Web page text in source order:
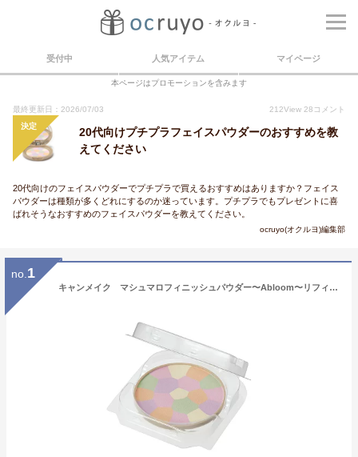
受付中 人気アイテム マイページ
本ページはプロモーションを含みます
最終更新日：2026/07/03 212View 28 コメント
決定
20代向けプチプラフェイスパウダーのおすすめを教
えてください
20代向けのフェイスパウダーでプチプラで買えるおすすめはありますか？フェイス
パウダーは種類が多くどれにするのか迷っています。プチプラでもプレゼントに喜
ばれそうなおすすめのフェイスパウダーを教えてください。
ocruyo(オクルヨ)編集部
no. 1
キャンメイク マシュマロフィニッシュパウダー〜Abloom〜リフィル01／キャンメイク（CANMAKE）